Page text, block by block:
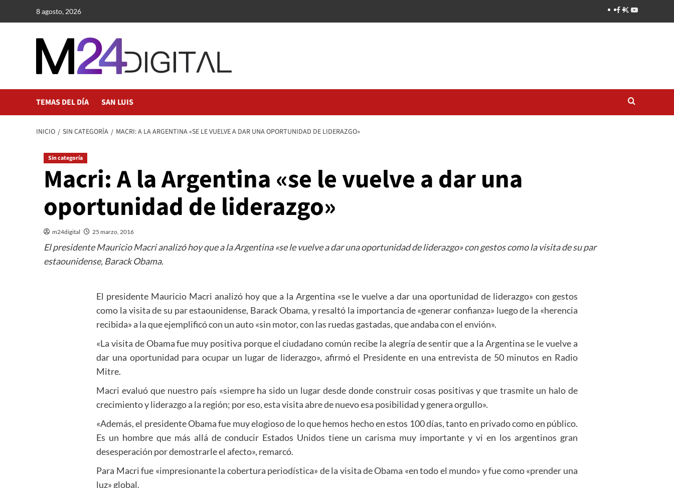
8 agosto, 2026
TEMAS DEL DÍA SAN LUIS
INICIO SIN CATEGORÍA MACRI: A LA ARGENTINA «SE LE VUELVE A DAR UNA OPORTUNIDAD DE LIDERAZGO»
Sin categoría
Macri: A la Argentina «se le vuelve a dar una
oportunidad de liderazgo»
m24digital 25 marzo, 2016
El presidente Mauricio Macri analizó hoy que a la Argentina «se le vuelve a dar una oportunidad de liderazgo» con gestos como la visita de su par
estaounidense, Barack Obama.
El presidente Mauricio Macri analizó hoy que a la Argentina «se le vuelve a dar una oportunidad de liderazgo» con gestos
como la visita de su par estaounidense, Barack Obama, y resaltó la importancia de «generar confianza» luego de la «herencia
recibida» a la que ejemplificó con un auto «sin motor, con las ruedas gastadas, que andaba con el envión».
«La visita de Obama fue muy positiva porque el ciudadano común recibe la alegría de sentir que a la Argentina se le vuelve a
dar una oportunidad para ocupar un lugar de liderazgo», afirmó el Presidente en una entrevista de 50 minutos en Radio
Mitre.
Macri evaluó que nuestro país «siempre ha sido un lugar desde donde construir cosas positivas y que trasmite un halo de
crecimiento y liderazgo a la región; por eso, esta visita abre de nuevo esa posibilidad y genera orgullo».
«Además, el presidente Obama fue muy elogioso de lo que hemos hecho en estos 100 días, tanto en privado como en público.
Es un hombre que más allá de conducir Estados Unidos tiene un carisma muy importante y vi en los argentinos gran
desesperación por demostrarle el afecto», remarcó.
Para Macri fue «impresionante la cobertura periodística» de la visita de Obama «en todo el mundo» y fue como «prender una
luz» global.